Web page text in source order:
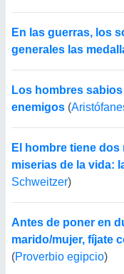
En las guerras, los
generales las
Los hombres
enemigos (
El hombre tiene
miserias de la vida:
Schweitzer)
Antes de poner en
marido/mujer, fíjate
(Proverbio egipcio)